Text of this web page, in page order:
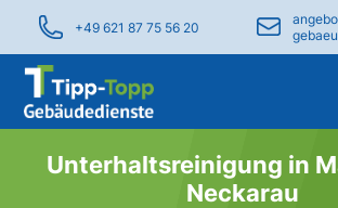
+49 621 87 75 56 20
Unterhaltsreinigung in
Neckarau